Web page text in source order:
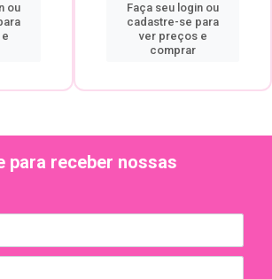
ou
Faça seu login ou
cadastre-se para
ver preços e
comprar
para receber nossas